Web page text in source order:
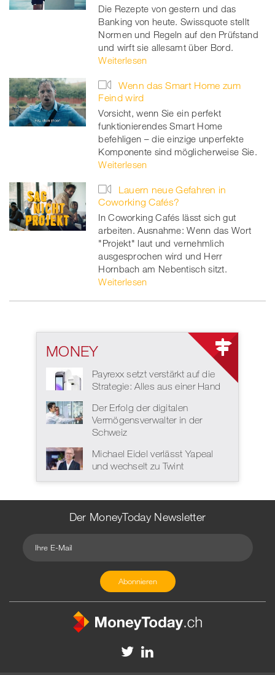
Die Rezepte von gestern und das
Banking von heute. Swissquote stellt
Normen und Regeln auf den Prüfstand
und wirft sie allesamt über Bord.
Weiterlesen
Wenn das Smart Home zum
Feind wird
Vorsicht, wenn Sie ein perfekt
funktionierendes Smart Home
befehligen – die einzige unperfekte
Komponente sind möglicherweise Sie.
Weiterlesen
Lauern neue Gefahren in
Coworking Cafés?
In Coworking Cafés lässt sich gut
arbeiten. Ausnahme: Wenn das Wort
"Projekt" laut und vernehmlich
ausgesprochen wird und Herr
Hornbach am Nebentisch sitzt.
Weiterlesen
MONEY
Payrexx setzt verstärkt auf die
Strategie: Alles aus einer Hand
Der Erfolg der digitalen
Vermögensverwalter in der
Schweiz
Michael Eidel verlässt Yapeal
und wechselt zu Twint
Der MoneyToday Newsletter